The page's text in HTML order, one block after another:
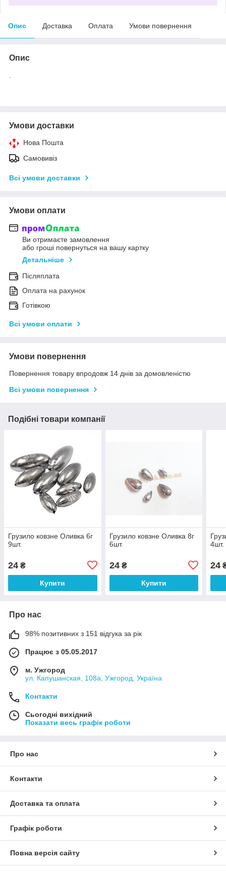
Опис Доставка Оплата Умови повернення
Опис
Умови доставки
Нова Пошта
Самовивіз
Всі умови доставки
Умови оплати
Ви отримаєте замовлення
або гроші повернуться на вашу картку
Детальніше
Післяплата
Оплата на рахунок
Готівкою
Всі умови оплати
Умови повернення
Повернення товару впродовж 14 днів за домовленістю
Всі умови повернення
Подібні товари компанії
Грузило ковзне Оливка 6г
9шт.
24 ₴
Купити
Грузило ковзне Оливка 8г
6шт.
24₴
Купити
4шт.
24
Про нас
98% позитивних з 151 відгука за рік
Працює з 05.05.2017
м. Ужгород
ул. Капушанская, 108а, Ужгород, Україна
Контакти
Сьогодні вихідний
Показати весь графік роботи
Про нас
Контакти
Доставка та оплата
Графік роботи
Повна версія сайту